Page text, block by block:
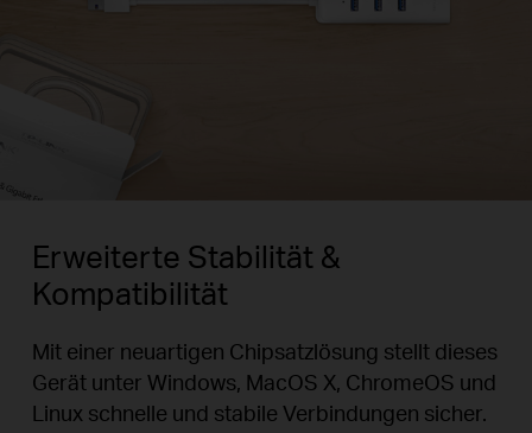
Erweiterte Stabilität &
Kompatibilität
Mit einer neuartigen Chipsatzlösung stellt dieses
Gerät unter Windows, MacOS X, ChromeOS und
Linux schnelle und stabile Verbindungen sicher.